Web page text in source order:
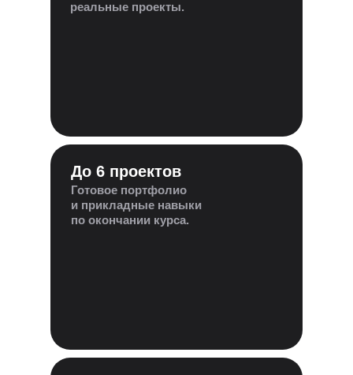
До 6 проектов
Готовое портфолио
и прикладные навыки
по окончании курса.
реальные проекты.